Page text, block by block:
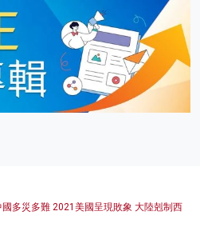
多災多難 2021美國呈現敗象 大陸剋制西